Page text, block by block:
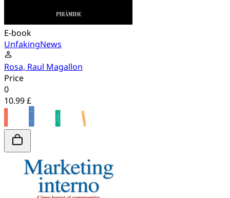
E-book
UnfakingNews
Rosa, Raul Magallon
Price
0
10.99 £